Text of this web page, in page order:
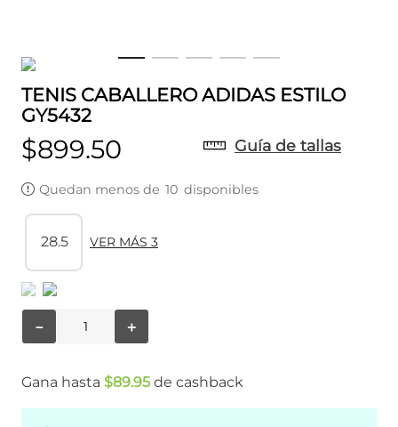
TENIS CABALLERO ADIDAS ESTILO
GY5432
$899.50 Guía de tallas
Quedan menos de 10 disponibles
28.5 VER MÁS 3
＋
－
Gana hasta $89.95 de cashback